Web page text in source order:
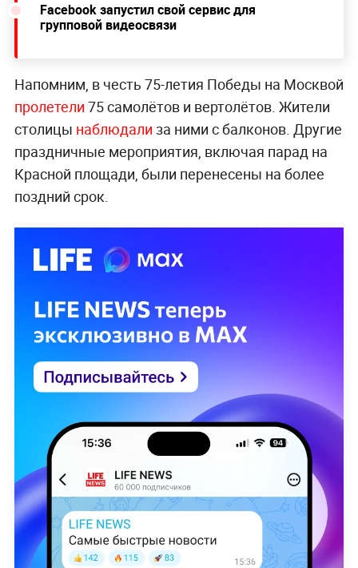
Facebook запустил свой сервис для
групповой видеосвязи
Напомним, в честь 75-летия Победы на Москвой
пролетели 75 самолётов и вертолётов. Жители
столицы наблюдали за ними с балконов. Другие
праздничные мероприятия, включая парад на
Красной площади, были перенесены на более
поздний срок.